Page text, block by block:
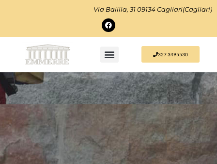
Via Balilla, 31 09134 Cagliari(Cagliari)
327 3495530